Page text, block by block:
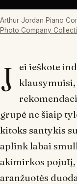
Arthur Jordan Piano
Photo Company
J
ei ieškote
grupė ne šiaip
kitoks santykis
aplink labai
akimirkos
aranžuotės